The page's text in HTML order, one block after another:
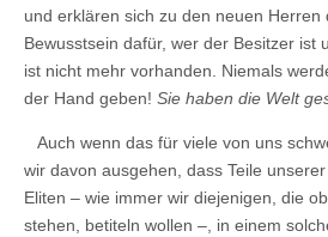
und erklären sich zu den neuen Herren
Bewusstsein dafür, wer der Besitzer ist
ist nicht mehr vorhanden. Niemals
der Hand geben! Sie haben die Welt
Auch wenn das für viele von uns
wir davon ausgehen, dass Teile
Eliten – wie immer wir diejenigen, die
stehen, betiteln wollen –, in einem